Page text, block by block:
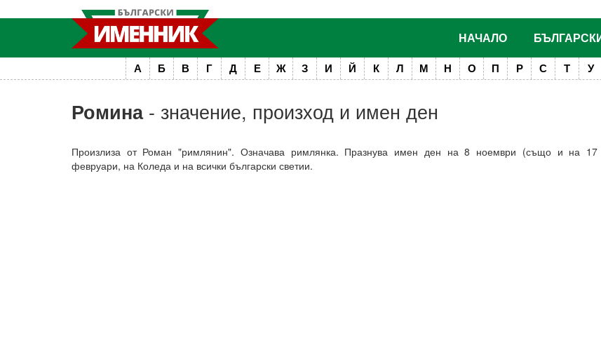
НАЧАЛО
А Б В Г Д Е Ж З И Й К Л М Н О П Р С Т У
Ромина- значение, произход и имен ден
Произлиза от Роман "римлянин". Означава римлянка. Празнува имен ден на 8 ноември (също и на 17
февруари, на Коледа и на всички български светии.